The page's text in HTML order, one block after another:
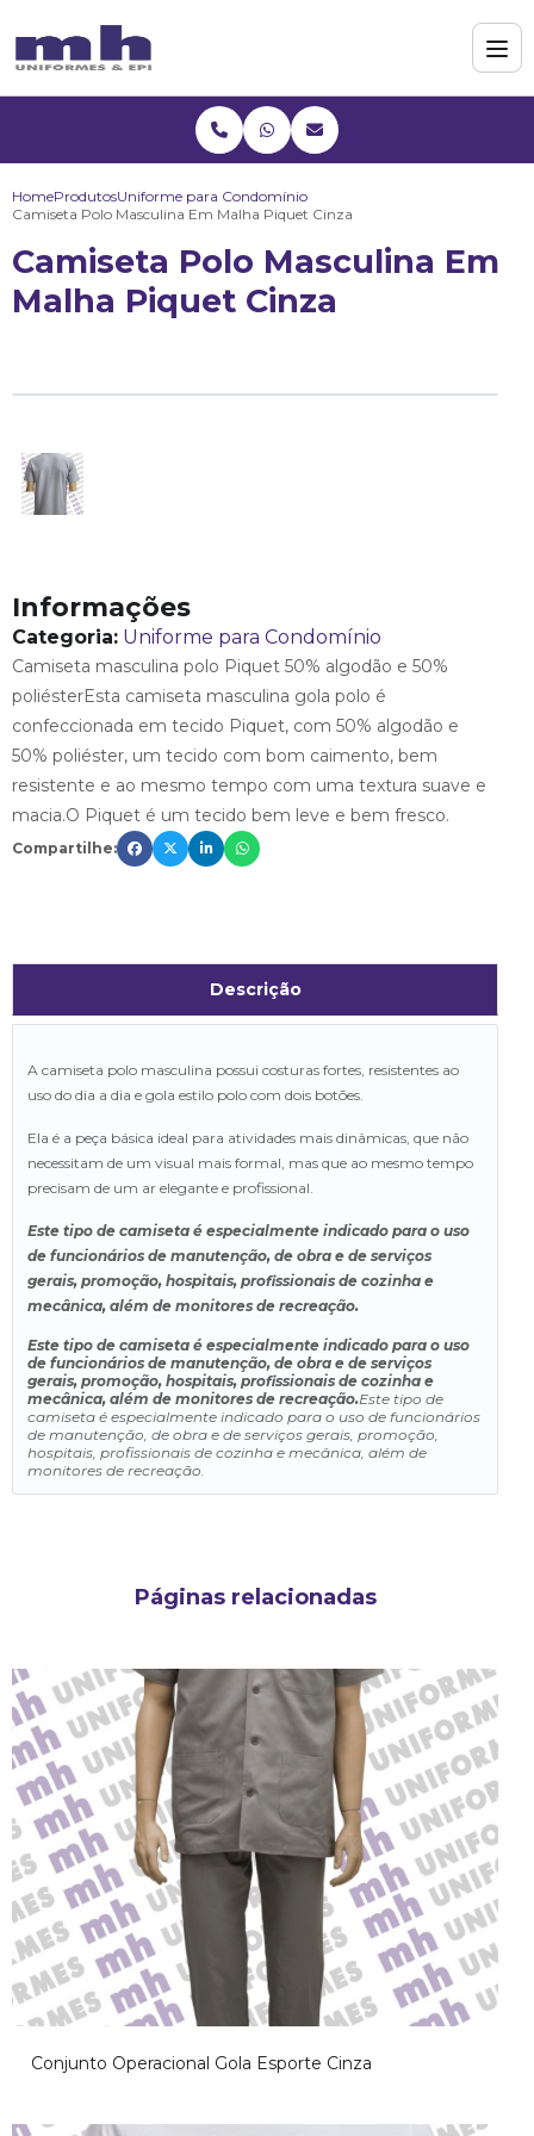
HomeProdutosUniforme para Condomínio
Camiseta Polo Masculina Em Malha Piquet Cinza
Camiseta Polo Masculina Em
Malha Piquet Cinza
Informações
Categoria: Uniforme para Condomínio
Camiseta masculina polo Piquet 50% algodão e 50%
poliésterEsta camiseta masculina gola polo é
confeccionada em tecido Piquet, com 50% algodão e
50% poliéster, um tecido com bom caimento, bem
resistente e ao mesmo tempo com uma textura suave e
macia.O Piquet é um tecido bem leve e bem fresco.
Compartilhe:
Descrição
A camiseta polo masculina possui costuras fortes, resistentes ao
uso do dia a dia e gola estilo polo com dois botões.
Ela é a peça básica ideal para atividades mais dinâmicas, que não
necessitam de um visual mais formal, mas que ao mesmo tempo
precisam de um ar elegante e profissional.
Este tipo de camiseta é especialmente indicado para o uso
de funcionários de manutenção, de obra e de serviços
gerais, promoção, hospitais, profissionais de cozinha e
mecânica, além de monitores de recreação.
Este tipo de camiseta é especialmente indicado para o uso
de funcionários de manutenção, de obra e de serviços
gerais, promoção, hospitais, profissionais de cozinha e
mecânica, além de monitores de recreação.Este tipo de
camiseta é especialmente indicado para o uso de funcionários
de manutenção, de obra e de serviços gerais, promoção,
hospitais, profissionais de cozinha e mecânica, além de
monitores de recreação.
Páginas relacionadas
Conjunto Operacional Gola Esporte Cinza